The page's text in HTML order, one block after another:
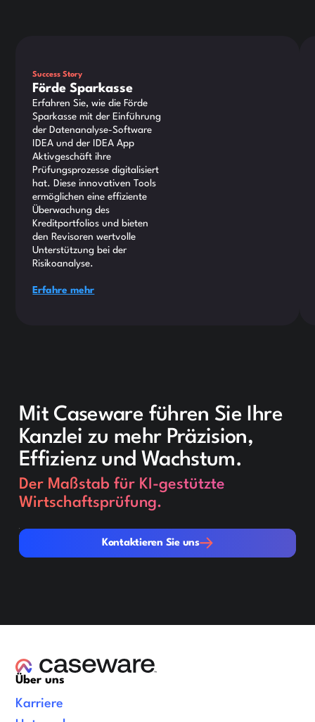
Success Story
Förde Sparkasse
Erfahren Sie, wie die Förde
Sparkasse mit der Einführung
der Datenanalyse-Software
IDEA und der IDEA App
Aktivgeschäft ihre
Prüfungsprozesse digitalisiert
hat. Diese innovativen Tools
ermöglichen eine effiziente
Überwachung des
Kreditportfolios und bieten
den Revisoren wertvolle
Unterstützung bei der
Risikoanalyse.
Erfahre mehr
Mit Caseware führen Sie Ihre
Kanzlei zu mehr Präzision,
Effizienz und Wachstum.
Der Maßstab für KI-gestützte
Wirtschaftsprüfung.
Kontaktieren Sie uns
Kontaktieren Sie uns
Über uns
Karriere